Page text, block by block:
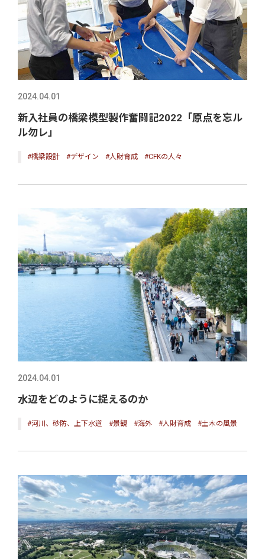
2024.04.01
新入社員の橋梁模型製作奮闘記2022「原点を忘ル
ル勿レ」
#橋梁設計 #デザイン #人財育成 #CFKの人々
2024.04.01
水辺をどのように捉えるのか
#河川、砂防、上下水道 #景観 #海外 #人財育成 #土木の風景